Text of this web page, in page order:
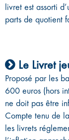
livret est assorti
parts de quotient
Le Livret
Proposé par les
600 euros (hors
ne doit pas être
Compte tenu de
les livrets